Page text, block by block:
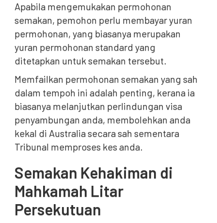
Apabila mengemukakan permohonan
semakan, pemohon perlu membayar yuran
permohonan, yang biasanya merupakan
yuran permohonan standard yang
ditetapkan untuk semakan tersebut.
Memfailkan permohonan semakan yang sah
dalam tempoh ini adalah penting, kerana ia
biasanya melanjutkan perlindungan visa
penyambungan anda, membolehkan anda
kekal di Australia secara sah sementara
Tribunal memproses kes anda.
Semakan Kehakiman di
Mahkamah Litar
Persekutuan